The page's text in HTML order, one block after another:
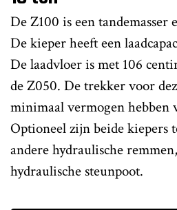
De Z100 is een tandemasser
De kieper heeft een
De laadvloer is met 106
de Z050. De trekker voor
minimaal vermogen hebben
Optioneel zijn beide kiepers
andere hydraulische
hydraulische steunpoot.